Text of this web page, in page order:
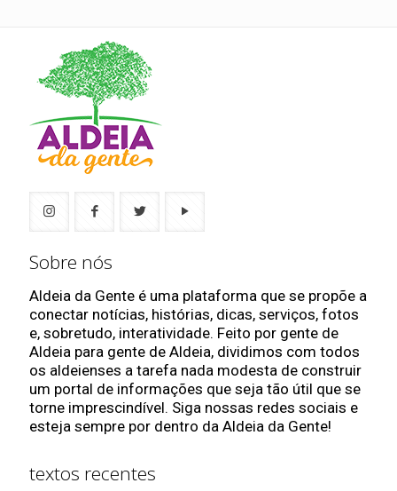
Sobre nós
Aldeia da Gente é uma plataforma que se propõe a
conectar notícias, histórias, dicas, serviços, fotos
e, sobretudo, interatividade. Feito por gente de
Aldeia para gente de Aldeia, dividimos com todos
os aldeienses a tarefa nada modesta de construir
um portal de informações que seja tão útil que se
torne imprescindível. Siga nossas redes sociais e
esteja sempre por dentro da Aldeia da Gente!
textos recentes